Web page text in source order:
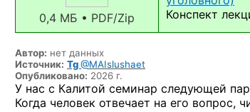
0,4 МБ • PDF/Zip
Конспект
Автор: нет данных
Источник: Tg@MAIslushaet
Опубликовано: 2026 г.
У нас с Калитой семинар следующей
Когда человек отвечает на его вопрос,